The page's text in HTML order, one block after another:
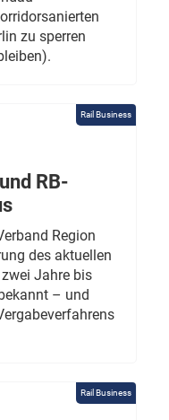
zu sperren
Rail Business
RB-
Region
des aktuellen
Jahre bis
– und
Rail Business